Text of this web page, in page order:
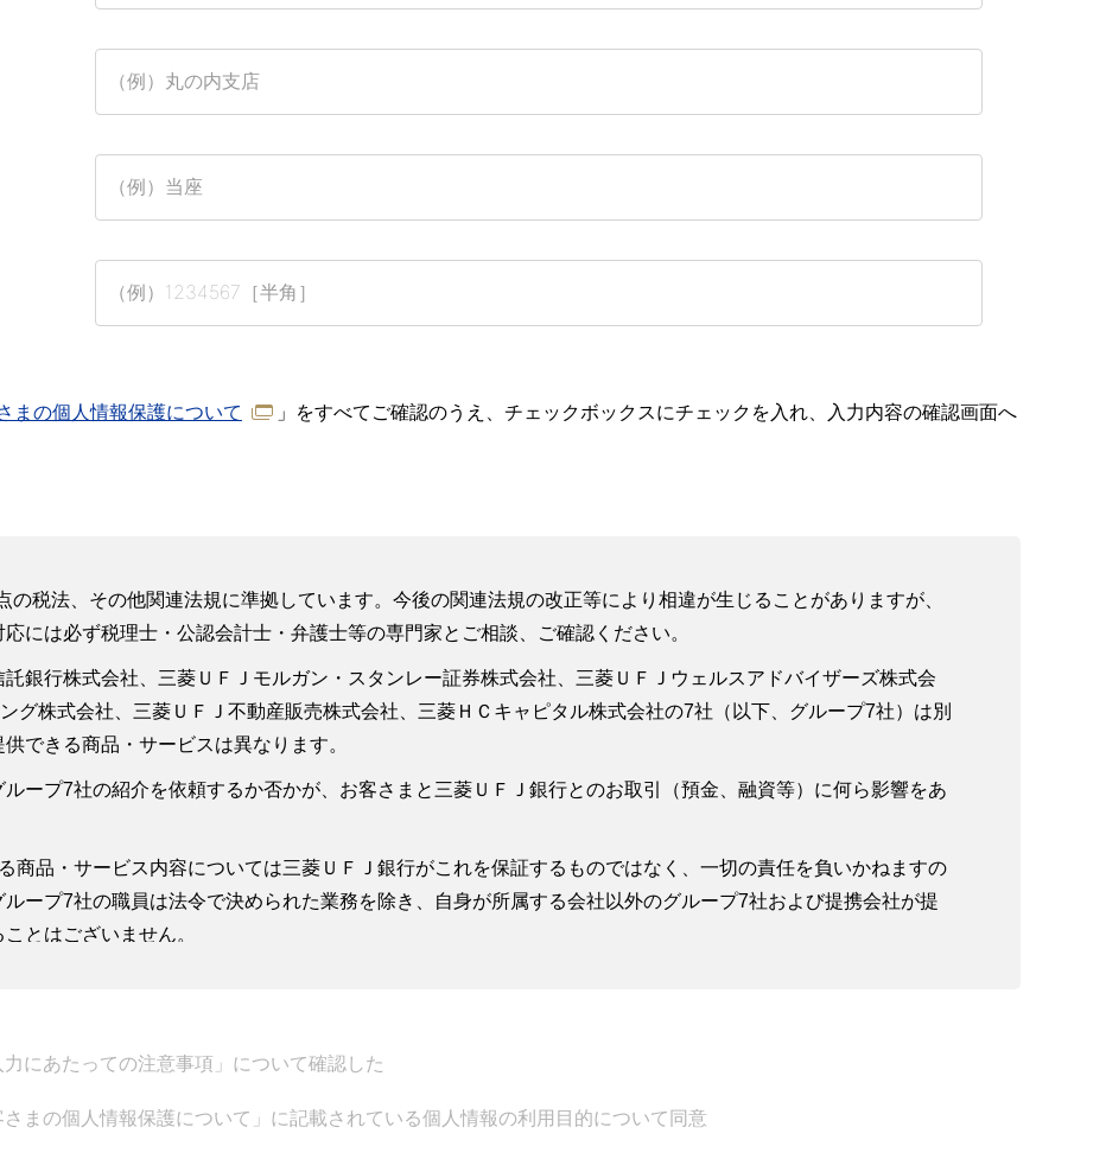
まの個人情報保護について
」をすべてご確認のうえ、チェックボックスにチェックを入れ、入力内容の確認画面へ
税法、その他関連法規に準拠しています。今後の関連法規の改正等により相違が生じることがありますが、
には必ず税理士・公認会計士・弁護士等の専門家とご相談、ご確認ください。
銀行株式会社、三菱ＵＦＪモルガン・スタンレー証券株式会社、三菱ＵＦＪウェルスアドバイザーズ株式会
グ株式会社、三菱ＵＦＪ不動産販売株式会社、三菱ＨＣキャピタル株式会社の7社（以下、グループ7社）は別
できる商品・サービスは異なります。
ープ7社の紹介を依頼するか否かが、お客さまと三菱ＵＦＪ銀行とのお取引（預金、融資等）に何ら影響をあ
商品・サービス内容については三菱ＵＦＪ銀行がこれを保証するものではなく、一切の責任を負いかねますの
ープ7社の職員は法令で決められた業務を除き、自身が所属する会社以外のグループ7社および提携会社が提
とはございません。
ものではありませんが、三菱ＵＦＪウェルスアドバイザーズ株式会社では顧問契約の締結を前提に、事業承
力にあたっての注意事項」について確認した
さまの個人情報保護について」に記載されている個人情報の利用目的について同意